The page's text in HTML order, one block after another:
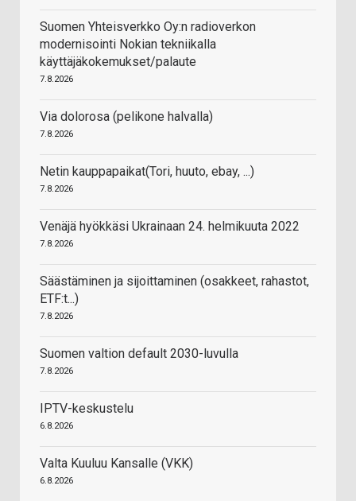
Suomen Yhteisverkko Oy:n radioverkon
modernisointi Nokian tekniikalla
käyttäjäkokemukset/palaute
7.8.2026
Via dolorosa (pelikone halvalla)
7.8.2026
Netin kauppapaikat(Tori, huuto, ebay, ...)
7.8.2026
Venäjä hyökkäsi Ukrainaan 24. helmikuuta 2022
7.8.2026
Säästäminen ja sijoittaminen (osakkeet, rahastot,
ETF:t...)
7.8.2026
Suomen valtion default 2030-luvulla
7.8.2026
IPTV-keskustelu
6.8.2026
Valta Kuuluu Kansalle (VKK)
6.8.2026